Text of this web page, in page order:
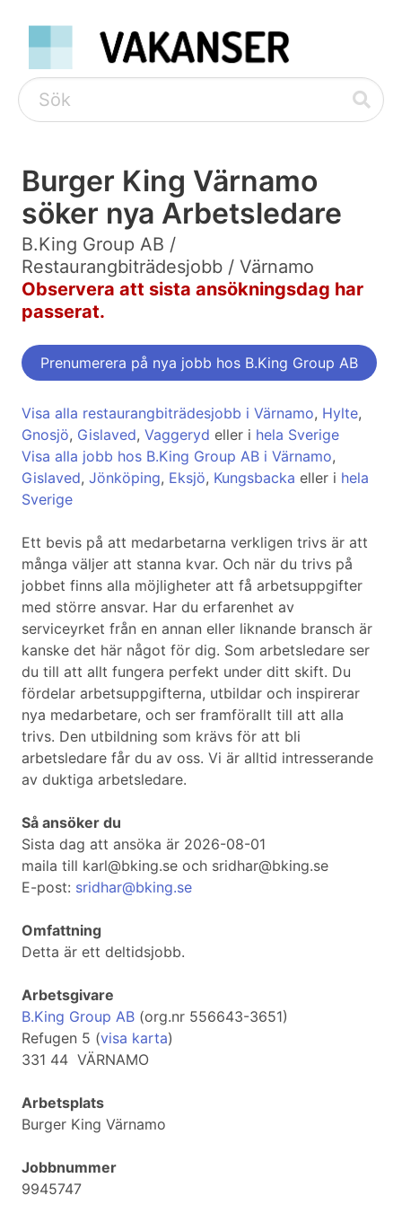
Burger King Värnamo
söker nya Arbetsledare
B.King Group AB /
Restaurangbiträdesjobb / Värnamo
Observera att sista ansökningsdag har
passerat.
Prenumerera på nya jobb hos B.King Group AB
Visa alla restaurangbiträdesjobb i Värnamo, Hylte,
Gnosjö, Gislaved, Vaggeryd eller i hela Sverige
Visa alla jobb hos B.King Group AB i Värnamo,
Gislaved, Jönköping, Eksjö, Kungsbacka eller i hela
Sverige
Ett bevis på att medarbetarna verkligen trivs är att
många väljer att stanna kvar. Och när du trivs på
jobbet finns alla möjligheter att få arbetsuppgifter
med större ansvar. Har du erfarenhet av
serviceyrket från en annan eller liknande bransch är
kanske det här något för dig. Som arbetsledare ser
du till att allt fungera perfekt under ditt skift. Du
fördelar arbetsuppgifterna, utbildar och inspirerar
nya medarbetare, och ser framförallt till att alla
trivs. Den utbildning som krävs för att bli
arbetsledare får du av oss. Vi är alltid intresserande
av duktiga arbetsledare.
Så ansöker du
Sista dag att ansöka är 2026-08-01
maila till karl@bking.se och sridhar@bking.se
E-post: sridhar@bking.se
Omfattning
Detta är ett deltidsjobb.
Arbetsgivare
B.King Group AB (org.nr 556643-3651)
Refugen 5 (visa karta)
331 44 VÄRNAMO
Arbetsplats
Burger King Värnamo
Jobbnummer
9945747